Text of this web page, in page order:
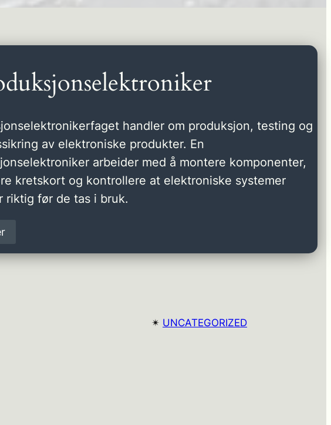
handler om produksjon, testing og
av elektroniske produkter. En
arbeider med å montere komponenter,
kretskort og kontrollere at elektroniske systemer
riktig før de tas i bruk.
✴︎ UNCATEGORIZED